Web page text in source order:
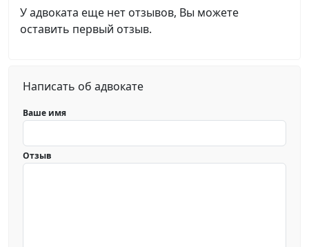
У адвоката еще нет отзывов, Вы можете
оставить первый отзыв.
Написать об адвокате
Ваше имя
Отзыв